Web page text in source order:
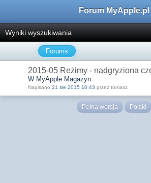
Forum MyApple.pl
Wyniki wyszukiwania
Forums
2015-05 Reżimy - nadgryziona
W MyApple Magazyn
Napisano 21 sie 2015 10:43 przez tomasz
Pełna wersja Polski